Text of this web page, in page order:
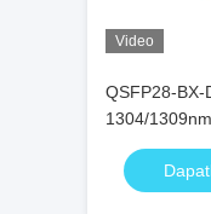
Video
QSFP28-BX-
1304/
EML+APD